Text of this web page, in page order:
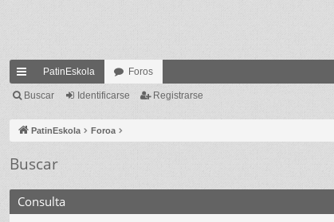
nl
ac
es
rá
pi
do
PatinEskola Foros
Buscar Identificarse Registrarse
PatinEskola Foroa
Buscar
Consulta